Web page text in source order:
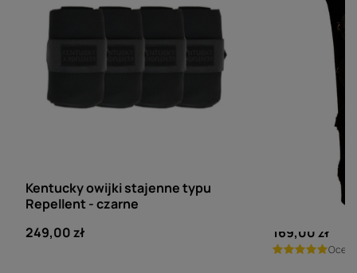
Kentucky owijki stajenne typu
Repellent - czarne
249,00 zł
KENTUCKY
Kentucky
169,00 zł
Ocena